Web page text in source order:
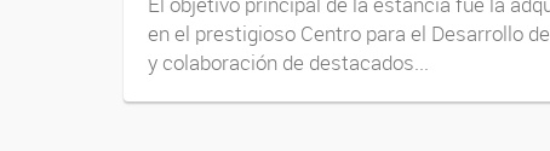
en el prestigioso Centro para el Desarrollo
y colaboración de destacados...